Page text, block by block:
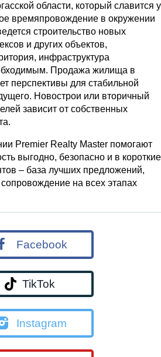
области, который славится у
времяпровождение в окружении
строительство новых
и других объектов,
инфраструктура
Продажа жилища в
перспективы для стабильной
Новострои или вторичный
зависит от собственных
Premier Realty Master помогают
выгодно, безопасно и в короткие
– база лучших предложений,
на всех этапах
Facebook
TikTok
Instagram